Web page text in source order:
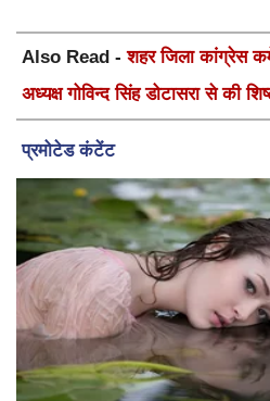
Also Read -शहर जिला कांग्रेस
अध्यक्ष गोविन्द सिंह डोटासरा से की